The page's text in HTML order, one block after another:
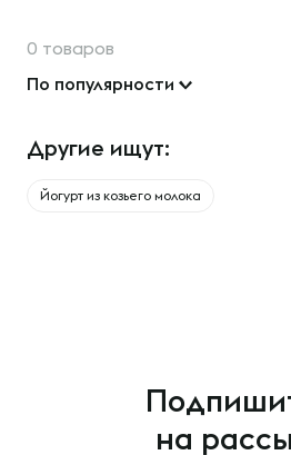
0 товаров
По популярности
Другие ищут:
Йогурт из козьего молока
на